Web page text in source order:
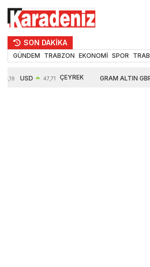
SON DAKİKA
GÜNDEM TRABZON EKONOMİ SPOR
55,19 USD 47,71 ÇEYREK GRAM ALTIN GBP